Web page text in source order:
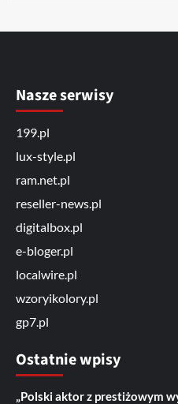
Nasze serwisy
199.pl
lux-style.pl
ram.net.pl
reseller-news.pl
digitalbox.pl
e-bloger.pl
localwire.pl
wzoryikolory.pl
gp7.pl
Ostatnie wpisy
„Polski aktor z prestiżowym